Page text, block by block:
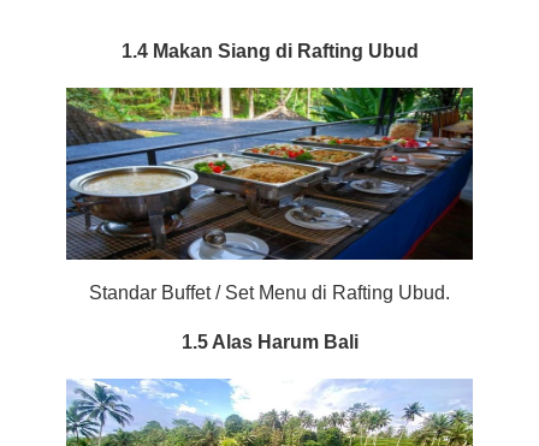
1.4 Makan Siang di Rafting Ubud
Standar Buffet / Set Menu di Rafting Ubud.
1.5 Alas Harum Bali